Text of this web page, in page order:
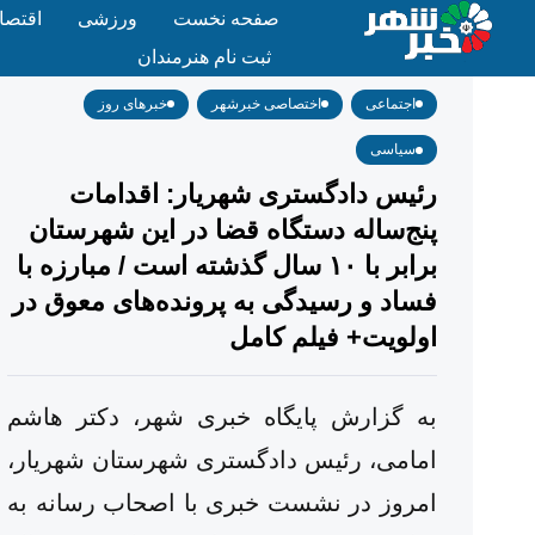
صفحه نخست ورزشی
ثبت نام هنرمندان
صفحه اصلی / رئیس دادگستری شهریار: اقدامات پنج‌ساله دستگاه قضا در این شهرستان برابر با ۱۰ سال گذشته است / مبارزه با فساد و رسیدگی به پرونده‌های معوق در اولویت+ فیلم کامل
اجتماعی اختصاصی خبرشهر خبرهای روز
سیاسی
رئیس دادگستری شهریار: اقدامات
پنج‌ساله دستگاه قضا در این شهرستان
برابر با ۱۰ سال گذشته است / مبارزه با
فساد و رسیدگی به پرونده‌های معوق در
اولویت+ فیلم کامل
به گزارش پایگاه خبری شهر، دکتر هاشم
امامی، رئیس دادگستری شهرستان شهریار،
امروز در نشست خبری با اصحاب رسانه به